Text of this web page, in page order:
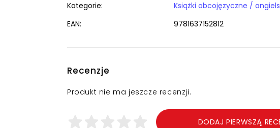
Kategorie:
EAN:
9781637152812
Recenzje
Produkt nie ma jeszcze recenzji.
DODAJ PIERWSZĄ